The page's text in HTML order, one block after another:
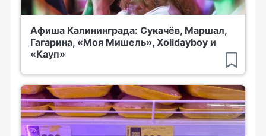
Афиша Калининграда: Сукачёв, Маршал,
Гагарина, «Моя Мишель», Xolidayboy и
«Кауп»